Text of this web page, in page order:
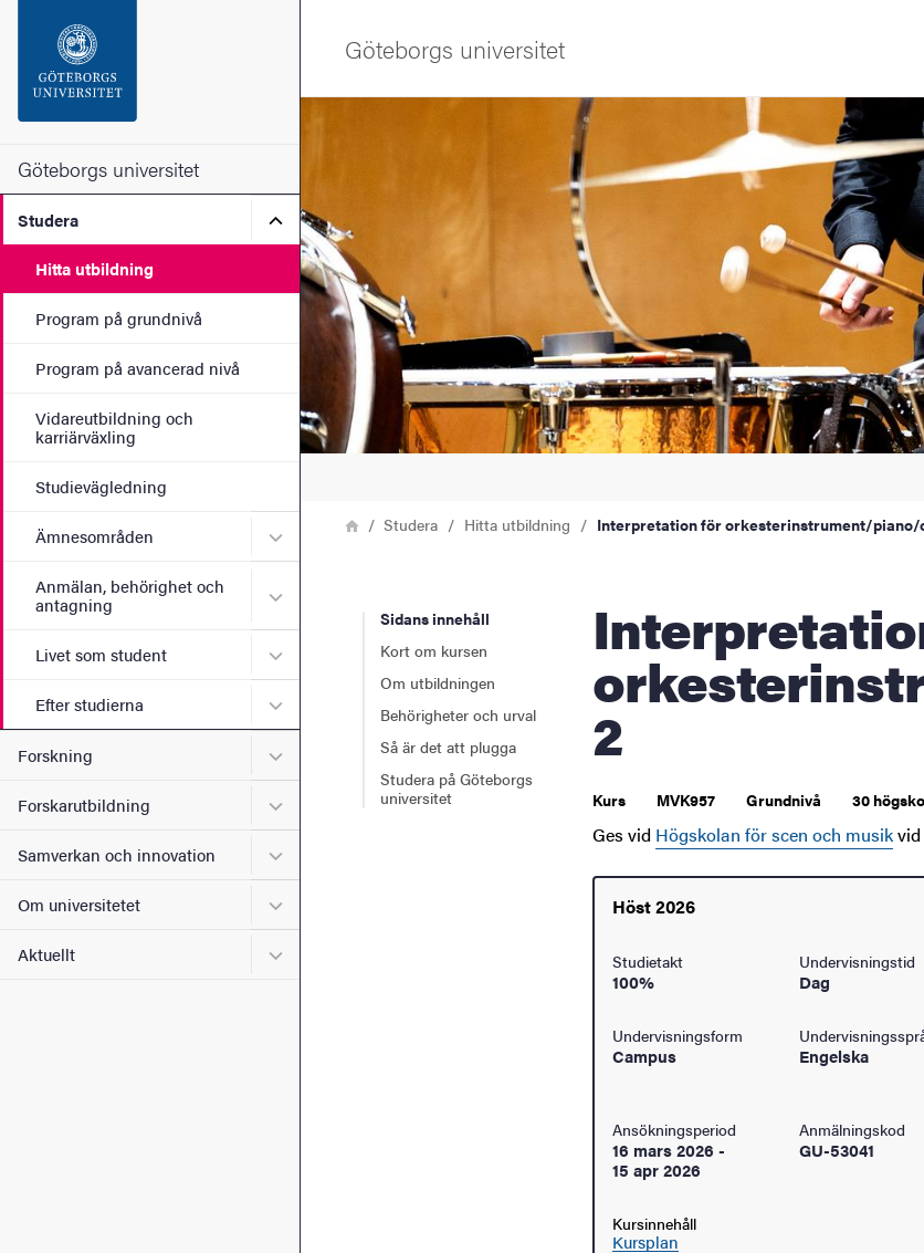
Sidfoten
Om webbplatsen
Göteborgs universitet
Studera Undermeny för Studera
Hitta utbildning
Program på grundnivå
Program på avancerad nivå
Vidareutbildning och
karriärväxling
Studievägledning
Ämnesområden Undermeny för Ämnesområden
Anmälan, behörighet och
antagning
Undermeny för Anmälan, behörighet och antagning
Livet som student Undermeny för Livet som student
Efter studierna Undermeny för Efter studierna
Forskning Undermeny för Forskning
Forskarutbildning Undermeny för Forskarutbildning
Samverkan och innovation Undermeny för Samverkan och innovation
Om universitetet Undermeny för Om universitetet
Aktuellt Undermeny för Aktuellt
Göteborgs universitet
Bild
LänkstigHemStudera Hitta utbildning Interpretation för orkesterinstrument/piano/
Sidans innehåll
Kort om kursen
Om utbildningen
Behörigheter och urval
Så är det att plugga
Studera på Göteborgs
universitet
Interpretation för
2
Kurs MVK957 Grundnivå 30
Ges vid Högskolan för scen och musikvid
Höst 2026
Studietakt
100%
Undervisningstid
Dag
Undervisningsform
Campus Engelska
Ansökningsperiod
16 mars 2026 -
15 apr 2026
Anmälningskod
GU-53041
Kursinnehåll
Kursplan